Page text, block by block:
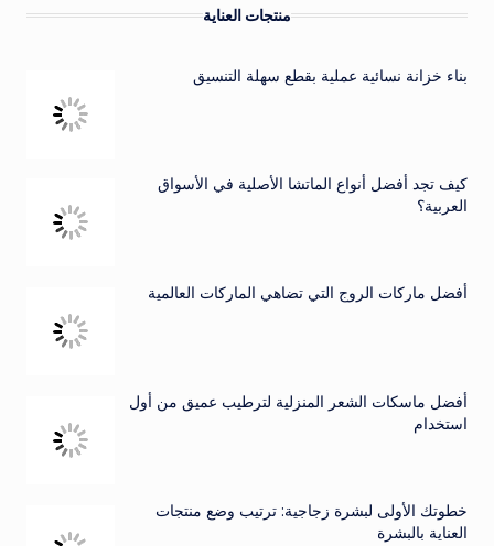
منتجات العناية
بناء خزانة نسائية عملية بقطع سهلة التنسيق
كيف تجد أفضل أنواع الماتشا الأصلية في الأسواق
العربية؟
أفضل ماركات الروج التي تضاهي الماركات العالمية
أفضل ماسكات الشعر المنزلية لترطيب عميق من أول
استخدام
خطوتك الأولى لبشرة زجاجية: ترتيب وضع منتجات
العناية بالبشرة